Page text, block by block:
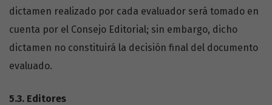
dictamen realizado por cada evaluador será tomado en
cuenta por el Consejo Editorial; sin embargo, dicho
dictamen no constituirá la decisión final del documento
evaluado.
5.3. Editores